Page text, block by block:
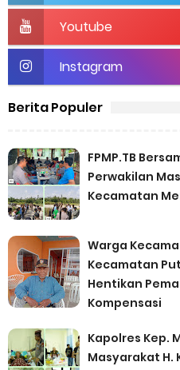
Youtube
Instagram
Berita Populer
FPMP.TB
Perwakilan
Kecamatan
Warga
Kecamatan
Hentikan
Kompensasi
Kapolres Kep.
Masyarakat H.